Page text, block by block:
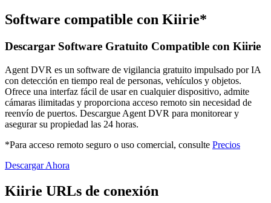
Software compatible con Kiirie*
Descargar Software Gratuito Compatible con Kiirie
Agent DVR es un software de vigilancia gratuito impulsado por IA
con detección en tiempo real de personas, vehículos y objetos.
Ofrece una interfaz fácil de usar en cualquier dispositivo, admite
cámaras ilimitadas y proporciona acceso remoto sin necesidad de
reenvío de puertos. Descargue Agent DVR para monitorear y
asegurar su propiedad las 24 horas.
*Para acceso remoto seguro o uso comercial, consulte Precios
Descargar Ahora
Kiirie URLs de conexión